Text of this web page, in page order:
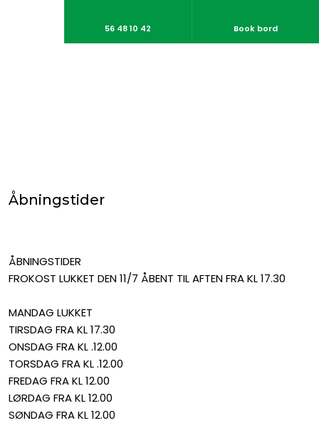
56 48 10 42 Book bord
Åbningstider
ÅBNINGSTIDER
FROKOST LUKKET DEN 11/7 ÅBENT TIL AFTEN FRA KL 17.30
MANDAG LUKKET
TIRSDAG FRA KL 17.30
ONSDAG FRA KL .12.00
TORSDAG FRA KL .12.00
FREDAG FRA KL 12.00
LØRDAG FRA KL 12.00
SØNDAG FRA KL 12.00